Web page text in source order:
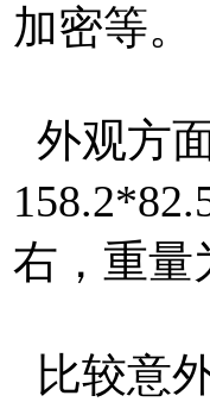
加密等。
外观方
右，重量
比较意